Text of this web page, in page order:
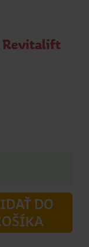
Revitalift
DO